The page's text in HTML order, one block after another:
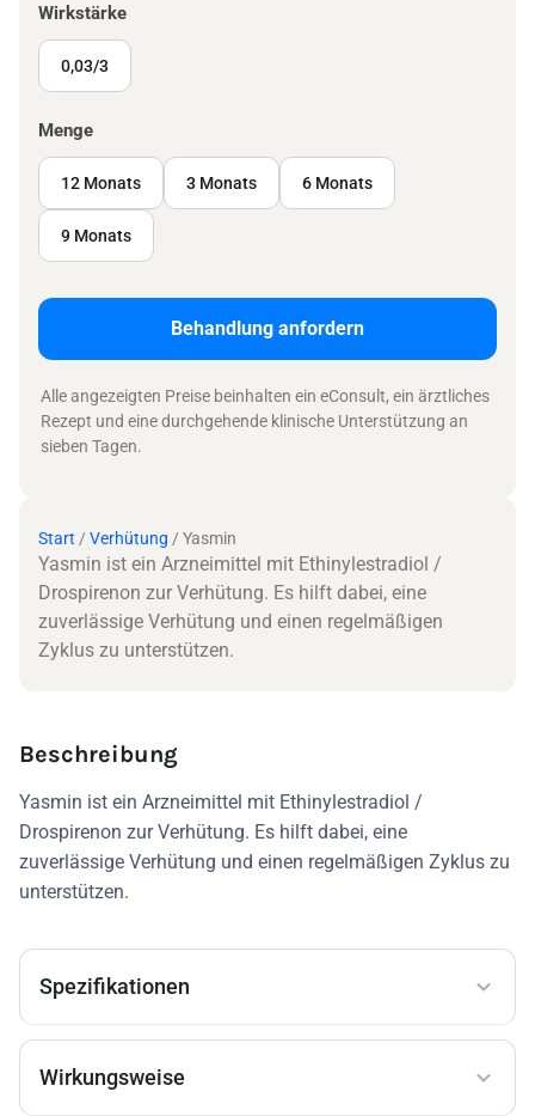
Wirkstärke
0,03/3
Menge
12 Monats 3 Monats 6 Monats
9 Monats
Behandlung anfordern
Alle angezeigten Preise beinhalten ein eConsult, ein ärztliches
Rezept und eine durchgehende klinische Unterstützung an
sieben Tagen.
Start / Verhütung / Yasmin
Yasmin ist ein Arzneimittel mit Ethinylestradiol /
Drospirenon zur Verhütung. Es hilft dabei, eine
zuverlässige Verhütung und einen regelmäßigen
Zyklus zu unterstützen.
Beschreibung
Yasmin ist ein Arzneimittel mit Ethinylestradiol /
Drospirenon zur Verhütung. Es hilft dabei, eine
zuverlässige Verhütung und einen regelmäßigen Zyklus zu
unterstützen.
Spezifikationen
Wirkungsweise